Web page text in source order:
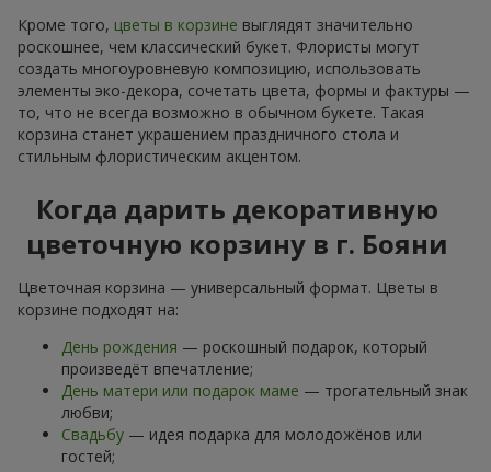
Кроме того, цветы в корзине выглядят значительно
роскошнее, чем классический букет. Флористы могут
создать многоуровневую композицию, использовать
элементы эко-декора, сочетать цвета, формы и фактуры —
то, что не всегда возможно в обычном букете. Такая
корзина станет украшением праздничного стола и
стильным флористическим акцентом.
Когда дарить декоративную
цветочную корзину в г. Бояни
Цветочная корзина — универсальный формат. Цветы в
корзине подходят на:
День рождения — роскошный подарок, который
произведёт впечатление;
День матери или подарок маме — трогательный знак
любви;
Свадьбу — идея подарка для молодожёнов или
гостей;